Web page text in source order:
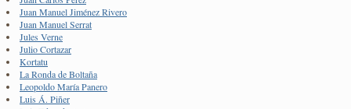
Juan Manuel Jiménez Rivero
Juan Manuel Serrat
Jules Verne
Julio Cortazar
Kortatu
La Ronda de Boltaña
Leopoldo María Panero
Luis Á. Piñer